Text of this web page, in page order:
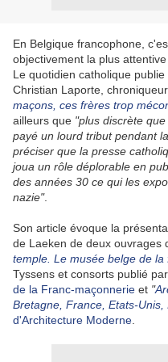
En Belgique francophone,
objectivement la plus
Le quotidien catholique
Christian Laporte,
maçons, ces frères trop
ailleurs que "plus discrète
payé un lourd tribut pendant
préciser que la presse
joua un rôle déplorable en
des années 30 ce qui les
nazie".
Son article évoque la
de Laeken de deux ouvrages
temple. Le musée belge de
Tyssens et consorts publié
de la Franc-maçonnerie et "
Bretagne, France, Etats-Unis,
d'Architecture Moderne